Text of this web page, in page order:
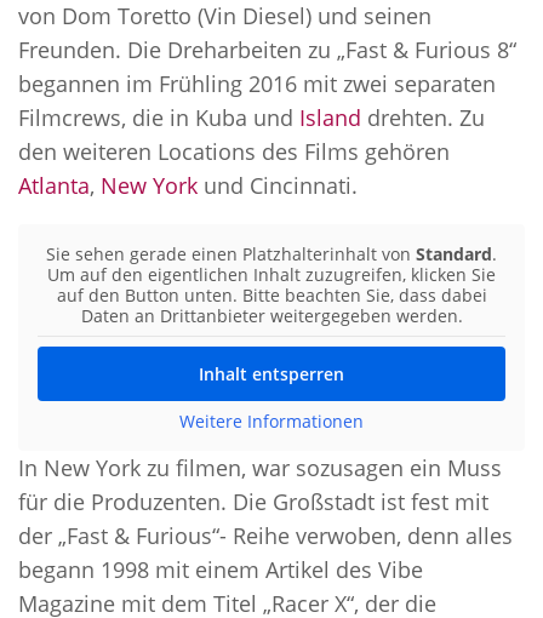
von Dom Toretto (Vin Diesel) und seinen
Freunden. Die Dreharbeiten zu „Fast & Furious 8“
begannen im Frühling 2016 mit zwei separaten
Filmcrews, die in Kuba und Island drehten. Zu
den weiteren Locations des Films gehören
Atlanta, New York und Cincinnati.
Sie sehen gerade einen Platzhalterinhalt von Standard.
Um auf den eigentlichen Inhalt zuzugreifen, klicken Sie
auf den Button unten. Bitte beachten Sie, dass dabei
Daten an Drittanbieter weitergegeben werden.
Inhalt entsperren
Weitere Informationen
In New York zu filmen, war sozusagen ein Muss
für die Produzenten. Die Großstadt ist fest mit
der „Fast & Furious“- Reihe verwoben, denn alles
begann 1998 mit einem Artikel des Vibe
Magazine mit dem Titel „Racer X“, der die